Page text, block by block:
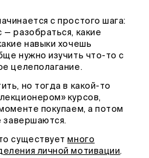
с простого шага:
разобраться, какие
навыки хочешь
нужно изучить что-то с
целеполагание.
но тогда в какой-то
курсов,
покупаем, а потом
завершаются.
существуетмного
личной мотивации.